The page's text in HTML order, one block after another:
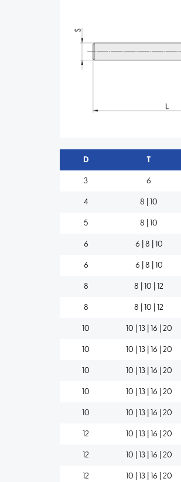
D T
3 6
4 8 | 10
5 8 | 10
6 6 | 8 | 10
6 6 | 8 | 10
8 8 | 10 | 12
8 8 | 10 | 12
10 10 | 13 | 16 | 20
10 10 | 13 | 16 | 20
10 10 | 13 | 16 | 20
10 10 | 13 | 16 | 20
10 10 | 13 | 16 | 20
12 10 | 13 | 16 | 20
12 10 | 13 | 16 | 20
12 10 | 13 | 16 | 20